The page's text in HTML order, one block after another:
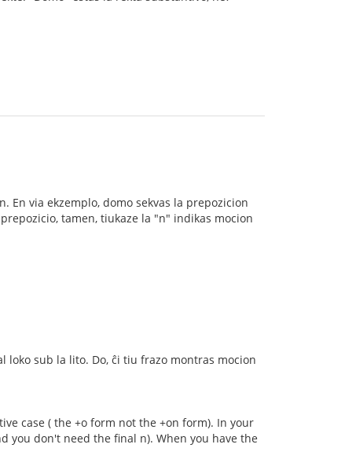
via ekzemplo, domo sekvas la prepozicion
tamen, tiukaze la "n" indikas mocion
loko sub la lito. Do, ĉi tiu frazo montras mocion
case ( the +o form not the +on form). In your
you don't need the final n). When you have the